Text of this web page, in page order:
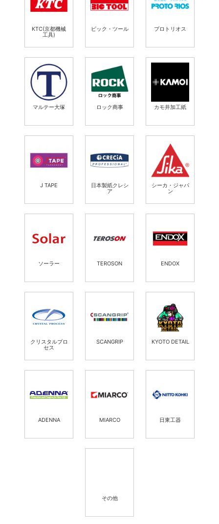
KTC(京都機械
工具)
ビック・ツール プロトリオス
マルテー大塚 ロック商事 カモ井加工紙
J TAPE
日本製紙クレシ
ア
シーカ・ジャパ
ン
ソーラー TEROSON ENDOX
クリスタルプロ
セス
SCANGRIP KYOTO DETAIL
ADENNA MIARCO 日東工器
その他